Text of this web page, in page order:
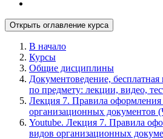
Открыть оглавление курса
В начало
Курсы
Общие дисциплины
Документоведение, бесплатная
по предмету: лекции, видео,
Лекция 7. Правила
организационных документов
Youtube. Лекция 7. Правила
видов организационных